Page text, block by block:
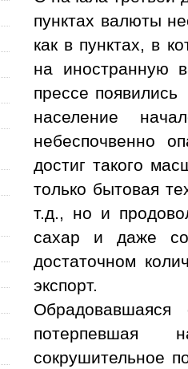
пунктах валюты
как в пунктах, в
на иностранную
прессе
население
небеспочвенно
достиг такого
только бытовая
т.д., но и
сахар и даже
достаточном
экспорт.
Обрадовавшаяся
потерпевшая
сокрушительное